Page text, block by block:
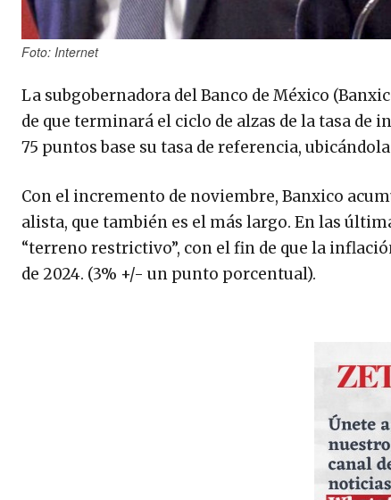
Foto: Internet
La subgobernadora del Banco de México
de que terminará el ciclo de alzas de la tasa
75 puntos base su tasa de referencia,
Con el incremento de noviembre, Banxico
alista, que también es el más largo. En las
“terreno restrictivo”, con el fin de que la
de 2024. (3% +/- un punto porcentual).